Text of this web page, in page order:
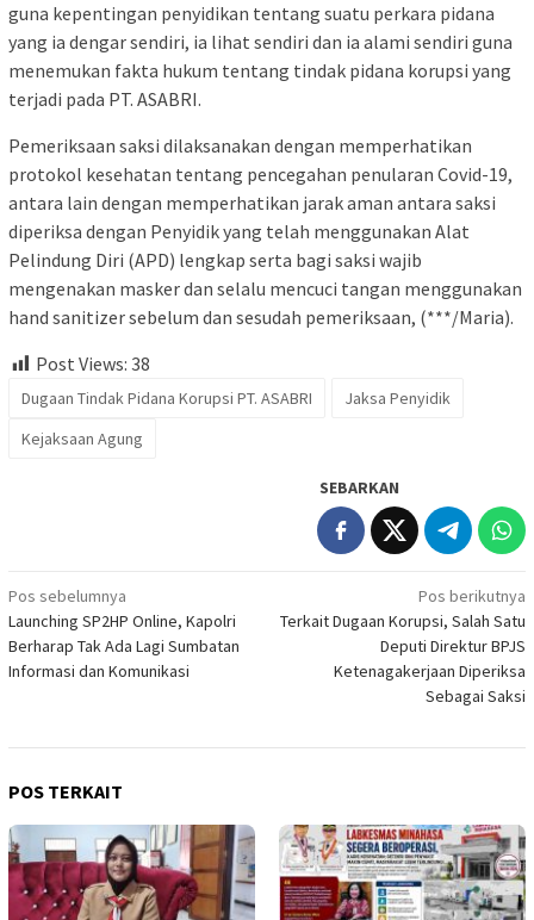
guna kepentingan penyidikan tentang suatu perkara pidana
yang ia dengar sendiri, ia lihat sendiri dan ia alami sendiri guna
menemukan fakta hukum tentang tindak pidana korupsi yang
terjadi pada PT. ASABRI.
Pemeriksaan saksi dilaksanakan dengan memperhatikan
protokol kesehatan tentang pencegahan penularan Covid-19,
antara lain dengan memperhatikan jarak aman antara saksi
diperiksa dengan Penyidik yang telah menggunakan Alat
Pelindung Diri (APD) lengkap serta bagi saksi wajib
mengenakan masker dan selalu mencuci tangan menggunakan
hand sanitizer sebelum dan sesudah pemeriksaan, (***/Maria).
Post Views: 38
Dugaan Tindak Pidana Korupsi PT. ASABRI
Jaksa Penyidik
Kejaksaan Agung
SEBARKAN
Navigasi
pos
Pos sebelumnya
Launching SP2HP Online, Kapolri
Berharap Tak Ada Lagi Sumbatan
Informasi dan Komunikasi
Pos berikutnya
Terkait Dugaan Korupsi, Salah Satu
Deputi Direktur BPJS
Ketenagakerjaan Diperiksa
Sebagai Saksi
POS TERKAIT